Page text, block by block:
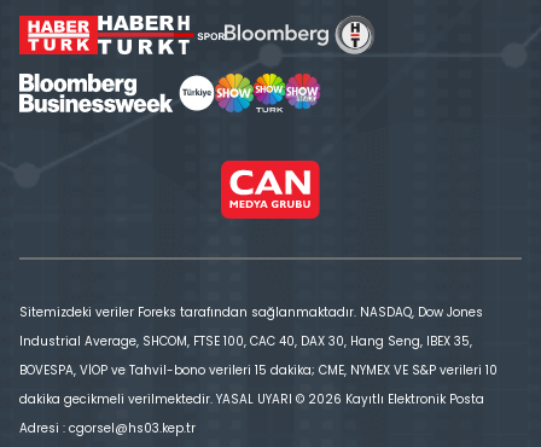
Sitemizdeki veriler Foreks tarafından sağlanmaktadır. NASDAQ, Dow Jones
Industrial Average, SHCOM, FTSE 100, CAC 40, DAX 30, Hang Seng, IBEX 35,
BOVESPA, VİOP ve Tahvil-bono verileri 15 dakika; CME, NYMEX VE S&P verileri 10
dakika gecikmeli verilmektedir. YASAL UYARI © 2026 Kayıtlı Elektronik Posta
Adresi : cgorsel@hs03.kep.tr